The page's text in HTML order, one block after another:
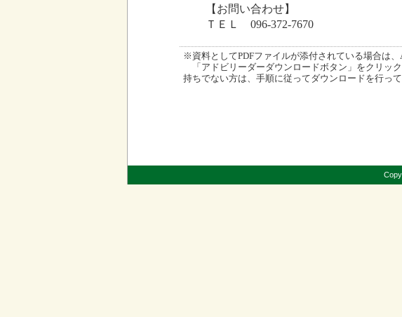
【お問い合わせ】
ＴＥＬ 096-372-7670
※資料としてPDFファイルが添付されている場合は、
「アドビリーダーダウンロードボタン」をクリッ
持ちでない方は、手順に従ってダウンロードを行って